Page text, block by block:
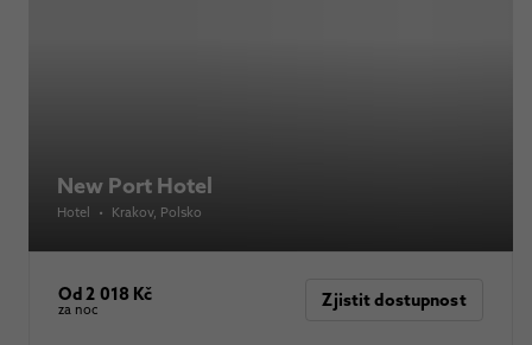
New Port Hotel
Hotel • Krakov, Polsko
Od 2 018 Kč
za noc Zjistit dostupnost